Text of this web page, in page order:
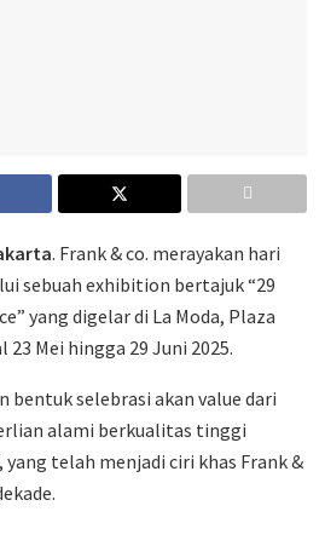
. Frank & co. merayakan hari
sebuah exhibition bertajuk “29
yang digelar di La Moda, Plaza
Mei hingga 29 Juni 2025.
bentuk selebrasi akan value dari
alami berkualitas tinggi
telah menjadi ciri khas Frank &